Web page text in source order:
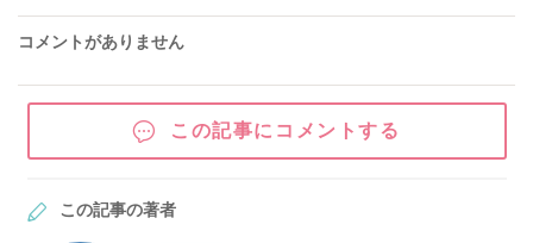
コメントがありません
この記事にコメントする
この記事の著者